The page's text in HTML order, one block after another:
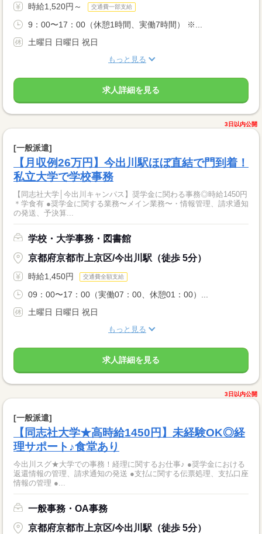
時給1,520円～ 交通費一部支給
9：00〜17：00（休憩1時間、実働7時間） ※...
土曜日 日曜日 祝日
もっと見る
求人詳細を見る
3日以内公開
[一般派遣]
【月収例26万円】今出川駅ほぼ直結で門到着！
私立大学で学校事務
【同志社大学│今出川キャンパス】奨学金に関わる事務◎時給1450円
＊学食有 ●奨学金に関する業務〜メイン業務〜・情報管理、請求通知
の発送、予決算...
学校・大学事務・図書館
京都府京都市上京区/今出川駅（徒歩 5分）
時給1,450円 交通費全額支給
09：00〜17：00（実働07：00、休憩01：00）...
土曜日 日曜日 祝日
もっと見る
求人詳細を見る
3日以内公開
[一般派遣]
【同志社大学★高時給1450円】未経験OK◎経
理サポート♪食堂あり
今出川スグ★大学での事務！経理に関するお仕事♪ ●奨学金における
返還情報の管理、請求通知の発送 ●支払に関する伝票処理、支払口座
情報の管理 ●...
一般事務・OA事務
京都府京都市上京区/今出川駅（徒歩 5分）